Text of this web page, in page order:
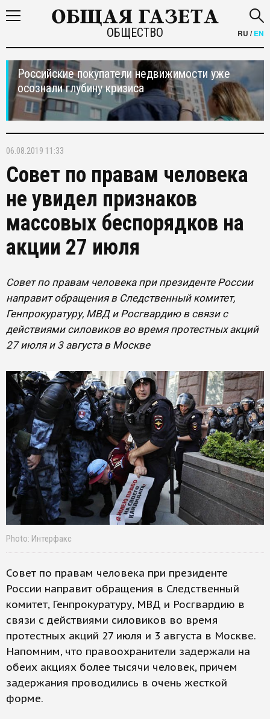
ОБЩЕСТВО RU /EN
Российские покупатели недвижимости уже
осознали глубину кризиса
06.08.2019 11:33
Совет по правам человека
не увидел признаков
массовых беспорядков на
акции 27 июля
Совет по правам человека при президенте России
направит обращения в Следственный комитет,
Генпрокуратуру, МВД и Росгвардию в связи с
действиями силовиков во время протестных акций
27 июля и 3 августа в Москве
Photo: Интерфакс
Совет по правам человека при президенте
России направит обращения в Следственный
комитет, Генпрокуратуру, МВД и Росгвардию в
связи с действиями силовиков во время
протестных акций 27 июля и 3 августа в Москве.
Напомним, что правоохранители задержали на
обеих акциях более тысячи человек, причем
задержания проводились в очень жесткой
форме.